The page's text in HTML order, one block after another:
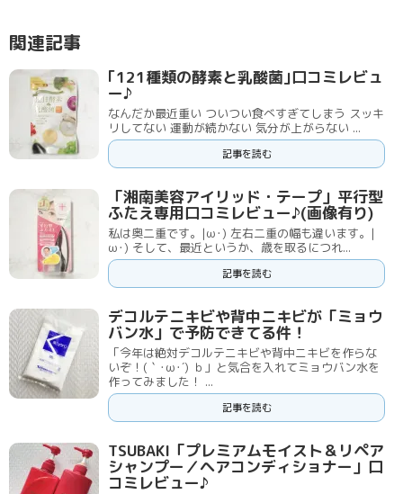
関連記事
｢121種類の酵素と乳酸菌｣口コミレビュ
ー♪
なんだか最近重い ついつい食べすぎてしまう スッキ
リしてない 運動が続かない 気分が上がらない ...
記事を読む
「湘南美容アイリッド・テープ」平行型
ふたえ専用口コミレビュー♪(画像有り)
私は奥二重です。|ω･) 左右二重の幅も違います。|
ω･) そして、最近というか、歳を取るにつれ...
記事を読む
デコルテニキビや背中ニキビが「ミョウ
バン水」で予防できてる件！
「今年は絶対デコルテニキビや背中ニキビを作らな
いぞ！(｀･ω･´) ｂ」と気合を入れてミョウバン水を
作ってみました！ ...
記事を読む
TSUBAKI「プレミアムモイスト＆リペア
シャンプー／ヘアコンディショナー」口
コミレビュー♪